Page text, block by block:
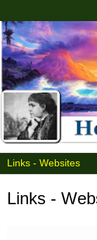
Links -